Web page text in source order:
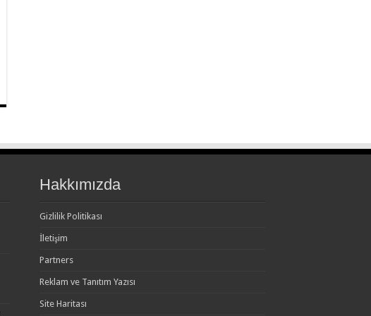
Hakkımızda
Gizlilik Politikası
İletişim
Partners
Reklam ve Tanıtım Yazısı
Site Haritası